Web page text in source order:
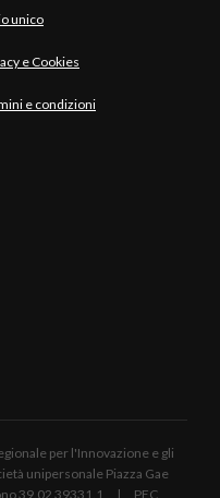
unico
e Cookies
e condizioni
per l'Innovazione e gli
unipersonale Piazza Gae
39.02 39331.1 | PEC